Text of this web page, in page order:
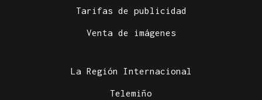
Tarifas de publicidad
Venta de imágenes
La Región Internacional
Telemiño